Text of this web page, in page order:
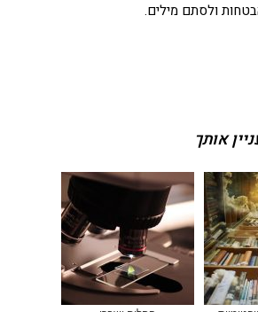
ולסתם מילים.
אותך